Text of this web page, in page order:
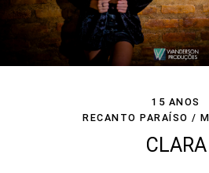
15 ANOS
RECANTO PARAÍSO /
CLARA